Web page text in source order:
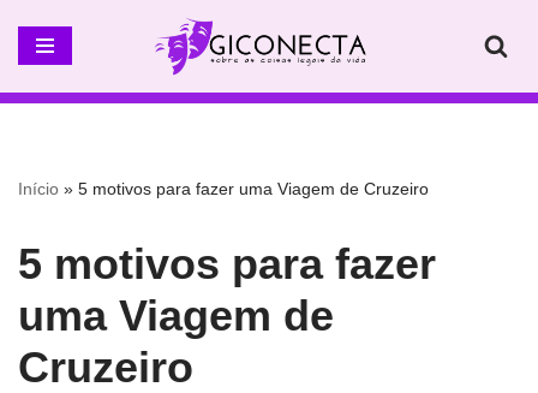
Pular
para
Início » 5 motivos para fazer uma Viagem de Cruzeiro
5 motivos para fazer
uma Viagem de
Cruzeiro